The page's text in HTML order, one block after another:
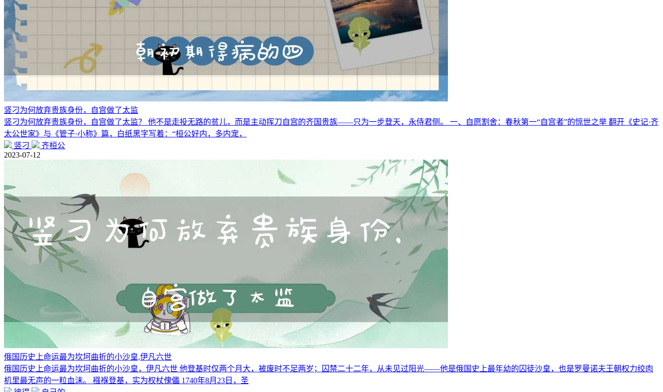
竖刁为何放弃贵族身份，自宫做了太监
竖刁为何放弃贵族身份，自宫做了太监？ 他不是走投无路的贫儿，而是主动挥刀自宫的齐国贵族——只为一步登天，永侍君侧。 一、自愿割舍：春秋第一“自宫者”的惊世之举 翻开《史记·齐
太公世家》与《管子·小称》篇，白纸黑字写着：“桓公好内，多内宠，
竖刁
齐桓公
2023-07-12
俄国历史上命运最为坎坷曲折的小沙皇,伊凡六世
俄国历史上命运最为坎坷曲折的小沙皇，伊凡六世 他登基时仅两个月大，被废时不足两岁；囚禁二十二年，从未见过阳光——他是俄国史上最年幼的囚徒沙皇，也是罗曼诺夫王朝权力绞肉
机里最无声的一粒血沫。 襁褓登基，实为权杖傀儡 1740年8月23日，圣